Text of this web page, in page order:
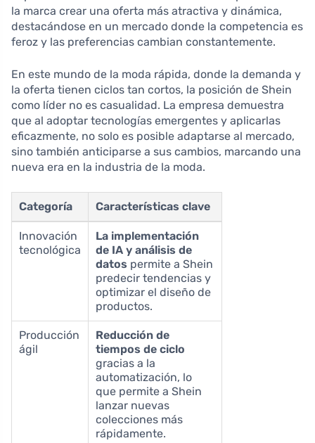
la marca crear una oferta más atractiva y dinámica,
destacándose en un mercado donde la competencia es
feroz y las preferencias cambian constantemente.
En este mundo de la moda rápida, donde la demanda y
la oferta tienen ciclos tan cortos, la posición de Shein
como líder no es casualidad. La empresa demuestra
que al adoptar tecnologías emergentes y aplicarlas
eficazmente, no solo es posible adaptarse al mercado,
sino también anticiparse a sus cambios, marcando una
nueva era en la industria de la moda.
Categoría Características clave
Innovación
tecnológica
La implementación
de IA y análisis de
datos permite a Shein
predecir tendencias y
optimizar el diseño de
productos.
Producción
ágil
Reducción de
tiempos de ciclo
gracias a la
automatización, lo
que permite a Shein
lanzar nuevas
colecciones más
rápidamente.